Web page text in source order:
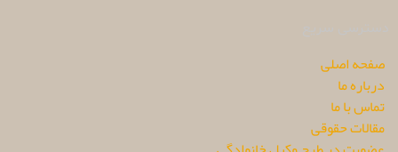
صفحه اصلی
درباره ما
تماس با ما
مقالات حقوقی